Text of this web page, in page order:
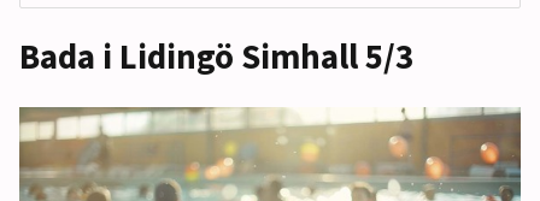
Bada i Lidingö Simhall 5/3